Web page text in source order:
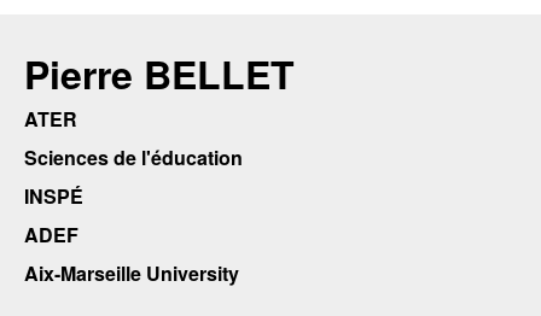
Pierre BELLET
ATER
Sciences de l'éducation
INSPÉ
ADEF
Aix-Marseille University